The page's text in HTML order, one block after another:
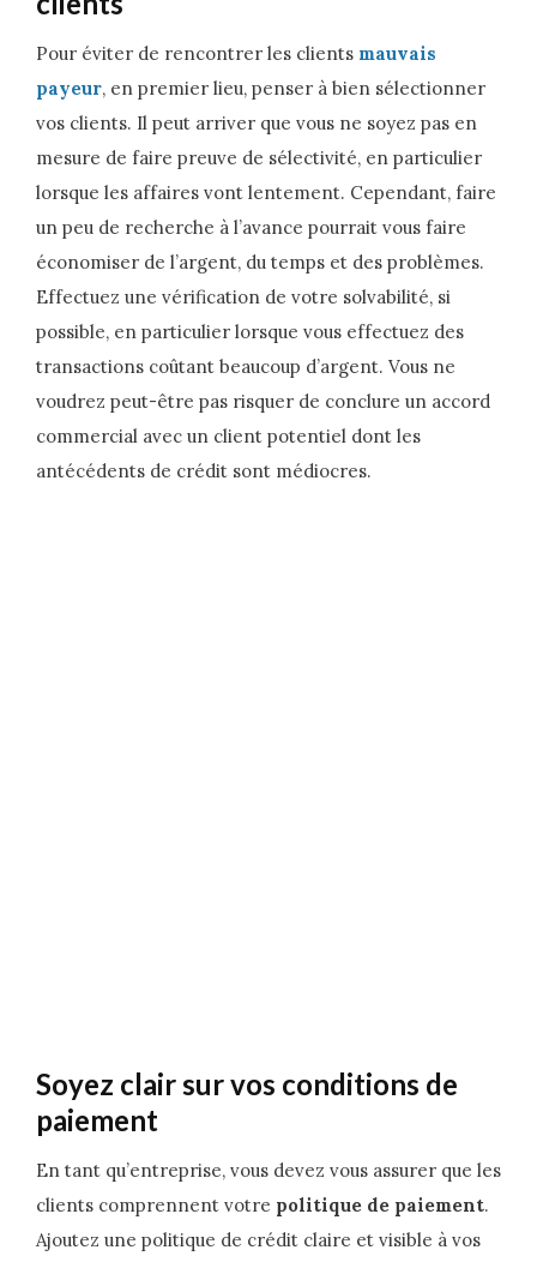
Pour éviter de rencontrer les clients mauvais
payeur, en premier lieu, penser à bien sélectionner
vos clients. Il peut arriver que vous ne soyez pas en
mesure de faire preuve de sélectivité, en particulier
lorsque les affaires vont lentement. Cependant, faire
un peu de recherche à l’avance pourrait vous faire
économiser de l’argent, du temps et des problèmes.
Effectuez une vérification de votre solvabilité, si
possible, en particulier lorsque vous effectuez des
transactions coûtant beaucoup d’argent. Vous ne
voudrez peut-être pas risquer de conclure un accord
commercial avec un client potentiel dont les
antécédents de crédit sont médiocres.
Soyez clair sur vos conditions de
paiement
En tant qu’entreprise, vous devez vous assurer que les
clients comprennent votre politique de paiement.
Ajoutez une politique de crédit claire et visible à vos